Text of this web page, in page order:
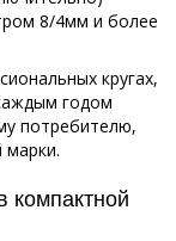
8/4мм и более
кругах,
годом
потребителю,
марки.
компактной